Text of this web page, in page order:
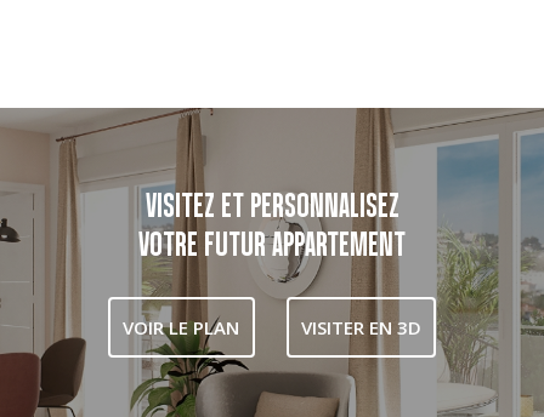
VISITEZ ET PERSONNALISEZ
VOTRE FUTUR APPARTEMENT
VOIR LE PLAN VISITER EN 3D